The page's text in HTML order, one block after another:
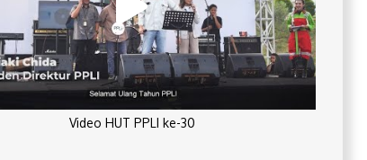
Video HUT PPLI ke-30